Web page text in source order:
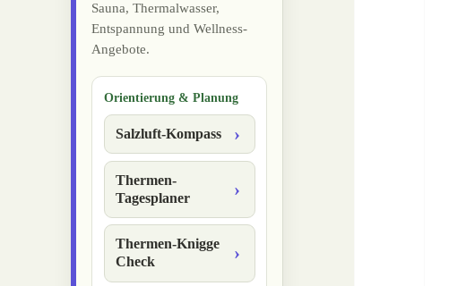
Sauna, Thermalwasser,
Entspannung und Wellness-
Angebote.
Orientierung & Planung
Salzluft-Kompass
Thermen-
Tagesplaner
Thermen-Knigge
Check